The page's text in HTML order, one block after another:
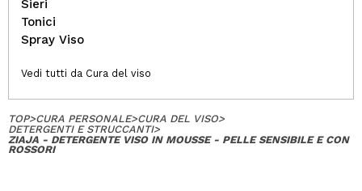
Sieri
Tonici
Spray Viso
Vedi tutti da Cura del viso
TOP>CURA PERSONALE>CURA DEL VISO>
DETERGENTI E STRUCCANTI>
ZIAJA - DETERGENTE VISO IN MOUSSE - PELLE SENSIBILE E CON
ROSSORI